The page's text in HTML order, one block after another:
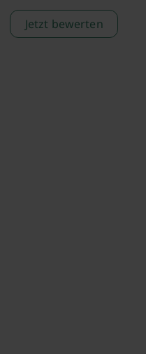
Jetzt bewerten